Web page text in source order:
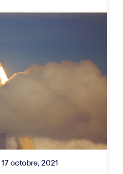
17 octobre, 2021